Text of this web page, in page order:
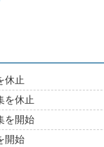
休止
を休止
を開始
開始